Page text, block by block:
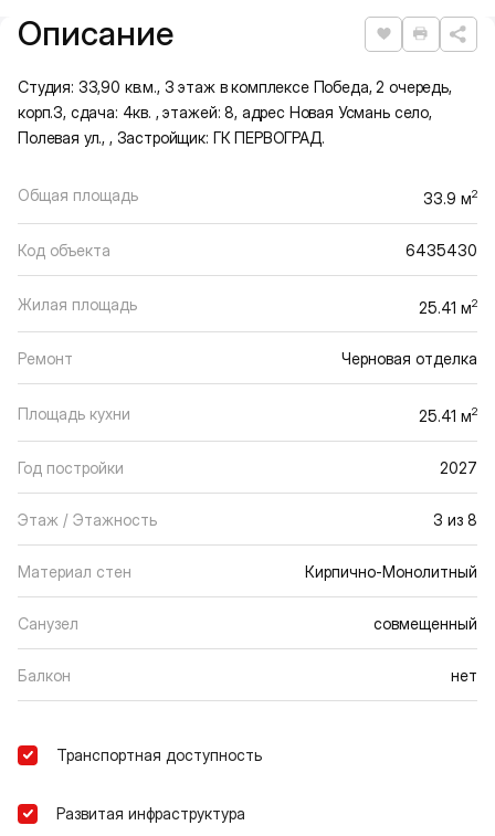
Подробная информация
Описание Нравится
Студия: 33,90 кв.м., 3 этаж в комплексе Победа, 2 очередь,
корп.3, сдача: 4кв. , этажей: 8, адрес Новая Усмань село,
Полевая ул., , Застройщик: ГК ПЕРВОГРАД.
Общая площадь 33.9 м2
Код объекта 6435430
Жилая площадь 25.41 м2
Ремонт Черновая отделка
Площадь кухни 25.41 м2
Год постройки 2027
Этаж / Этажность 3 из 8
Материал стен Кирпично-Монолитный
Санузел совмещенный
Балкон нет
Транспортная доступность
Развитая инфраструктура